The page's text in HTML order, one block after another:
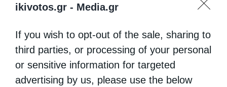
ikivotos.gr - Media.gr
If you wish to opt-out of the sale, sharing to
third parties, or processing of your personal
or sensitive information for targeted
advertising by us, please use the below
κοινωνία μας. Ζούμε μέσα σ’ ένα
περιρρέουσα ατμόσφαιρα είναι στην
πραγματικότητα αντιχριστιανική. Σήμερα
όταν θέλει κανείς να ζήσει σύμφωνα με όσα